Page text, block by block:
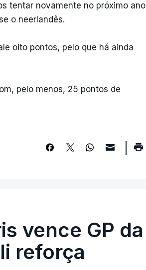
tentar novamente no próximo ano
o neerlandês.
oito pontos, pelo que há ainda
pelo menos, 25 pontos de
vence GP da
reforça